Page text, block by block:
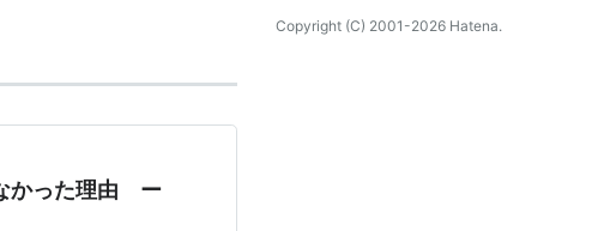
かった理由 ー
Copyright (C) 2001-2026 Hatena.